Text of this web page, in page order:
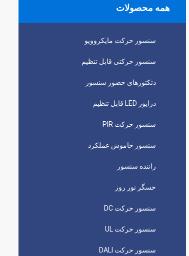
همه محصولات
سنسور حرکت مایکروویو
سنسور حرکتی قابل تنظیم
دتکتورهای حضور سنسور
درایور LED قابل تنظیم
سنسور حرکت PIR
سنسور خاموش عملکرد
راننده سنسور
حسگر نور روز
سنسور حرکت DC
سنسور حرکت UL
سنسور حرکت DALI